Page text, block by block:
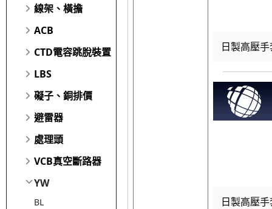
線架、橫擔
ACB
CTD電容跳脫裝置
LBS
礙子、銅排價
避雷器
處理頭
VCB真空斷路器
YW
BL
日製高壓
日製高壓